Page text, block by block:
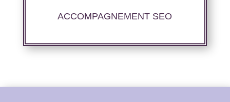
ACCOMPAGNEMENT SEO